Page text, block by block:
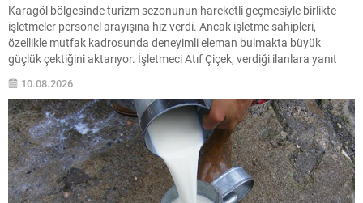
Karagöl bölgesinde turizm sezonunun hareketli geçmesiyle birlikte
işletmeler personel arayışına hız verdi. Ancak işletme sahipleri,
özellikle mutfak kadrosunda deneyimli eleman bulmakta büyük
güçlük çektiğini aktarıyor. İşletmeci Atıf Çiçek, verdiği ilanlara yanıt
alamadığını ve yüksek maaş tekliflerinin bile sorunu çözmediğini
belirtti. Çiçek, “Bence ülkemizde iş sorunu yok, iş seçme sorunu var....
10.08.2026